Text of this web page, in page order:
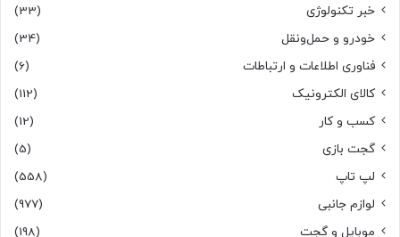
خبر تکنولوژی
(33)
خودرو و حمل‌و‌نقل
(34)
فناوری اطلاعات و ارتباطات
(6)
کالای الکترونیک
(112)
کسب و کار
(12)
گجت بازی
(5)
لپ تاپ
(558)
لوازم جانبی
(977)
موبایل و گجت
(198)